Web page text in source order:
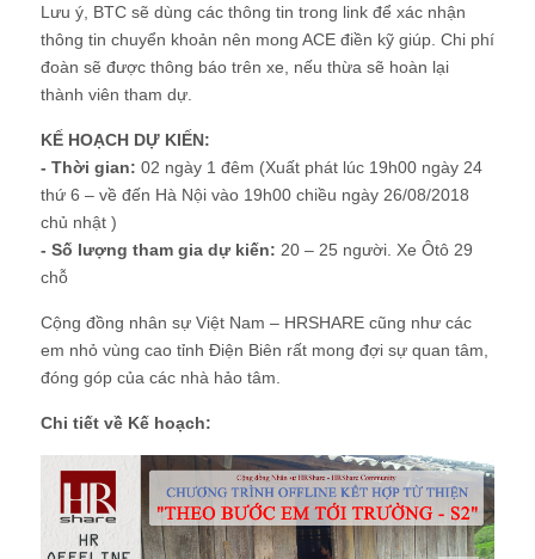
Lưu ý, BTC sẽ dùng các thông tin trong link để xác nhận
thông tin chuyển khoản nên mong ACE điền kỹ giúp. Chi phí
đoàn sẽ được thông báo trên xe, nếu thừa sẽ hoàn lại
thành viên tham dự.
KẾ HOẠCH DỰ KIẾN:
- Thời gian: 02 ngày 1 đêm (Xuất phát lúc 19h00 ngày 24
thứ 6 – về đến Hà Nội vào 19h00 chiều ngày 26/08/2018
chủ nhật )
- Số lượng tham gia dự kiến: 20 – 25 người. Xe Ôtô 29
chỗ
Cộng đồng nhân sự Việt Nam – HRSHARE cũng như các
em nhỏ vùng cao tỉnh Điện Biên rất mong đợi sự quan tâm,
đóng góp của các nhà hảo tâm.
Chi tiết về Kế hoạch: